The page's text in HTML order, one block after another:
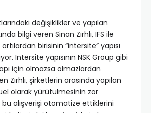
değişiklikler ve yapılan
bilgi veren Sinan Zırhlı, IFS ile
birisinin “intersite” yapısı
Intersite yapısının NSK Group gibi
için olmazsa olmazlardan
Zırhlı, şirketlerin arasında yapılan
olarak yürütülmesinin zor
bu alışverişi otomatize ettiklerini